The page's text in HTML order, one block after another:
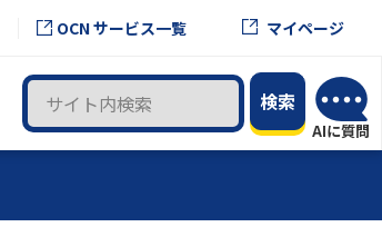
OCN サービス一覧 マイページ